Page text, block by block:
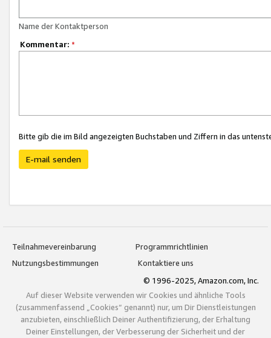
Name der Kontaktperson
Kommentar: *
Bitte gib die im Bild angezeigten Buchstaben und Ziffern in das
E-mail senden
Teilnahmevereinbarung
Programmrichtlinien
Nutzungsbestimmungen
Kontaktiere uns
© 1996-2025, Amazon.com, Inc.
Auf dieser Website verwenden wir Cookies und ähnliche Tools
(zusammenfassend „Cookies“ genannt) nur, um Dir Dienstleistungen
anzubieten, einschließlich Deiner Authentifizierung, der Erhaltung
Deiner Einstellungen, der Verbesserung der Sicherheit und der